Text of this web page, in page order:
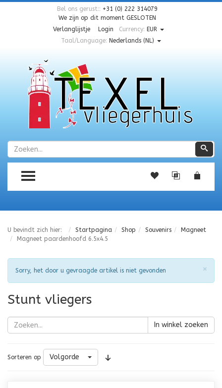
Bel ons gerust:: +31 (0) 222 314079
We zijn op dit moment GESLOTEN
Verlanglijstje
Login Currency: EUR
Taal/Language: Nederlands (NL)
Zoeken
TOGGLE MENU
U bevindt zich hier: Startpagina Shop Souvenirs
Magneet
Magneet paardenhoofd 6.5x4.5
×
Attentie
Sorry, het door u gevraagde artikel is niet gevonden
Stunt vliegers
In winkel zoeken
Sorteren op Volgorde